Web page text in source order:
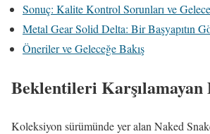
Sonuç: Kalite Kontrol Sorunları ve
Metal Gear Solid Delta: Bir Başyapıtın
Öneriler ve Geleceğe Bakış
Beklentileri Karşılamayan
Koleksiyon sürümünde yer alan Naked